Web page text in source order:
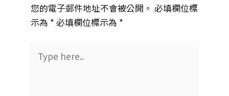
您的電子郵件地址不會被公開。 必填欄位標
示為 * 必填欄位標示為 *
here..